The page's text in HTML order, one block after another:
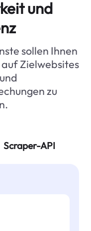
und
sollen Ihnen
Zielwebsites
zu
Scraper-API